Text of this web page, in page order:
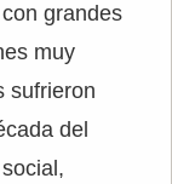
grandes
muy
sufrieron
del